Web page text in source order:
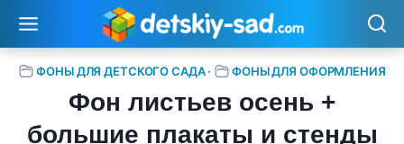
содержимому
ФОНЫ ДЛЯ ДЕТСКОГО САДА· ФОНЫ ДЛЯ ОФОРМЛЕНИЯ
Фон листьев осень +
большие плакаты и стенды